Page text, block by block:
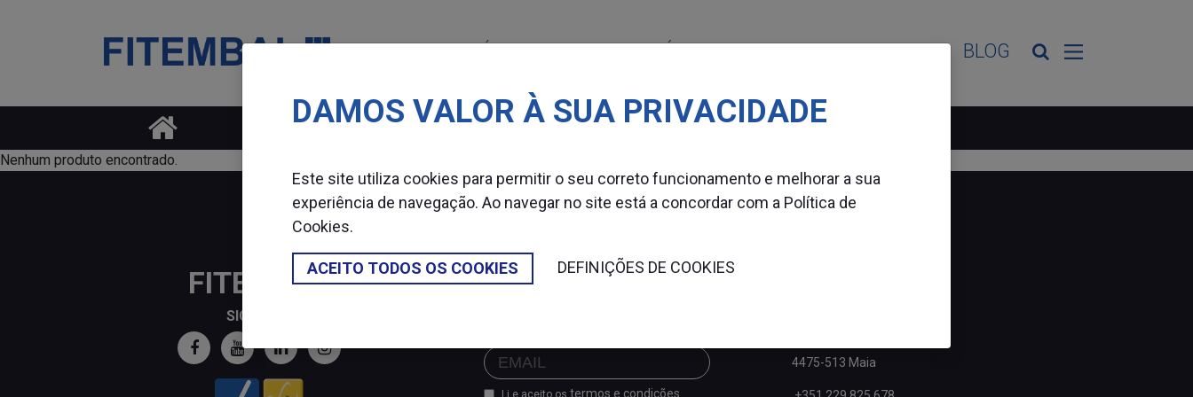
Saltar para o conteï¿½do principal da pï¿½gina
MÁQUINAS CONSUMÍVEIS SETORES DE ATIVIDADE BLOG
Nenhum produto encontrado.
FITEMBAL
SIGA-NOS
SUBSCREVER NEWSLETTER
Li e aceito os termos e condições
4475-513 Maia
DAMOS VALOR À SUA PRIVACIDADE
Este site utiliza cookies para permitir o seu correto funcionamento e melhorar a sua
experiência de navegação. Ao navegar no site está a concordar com a Política de
Cookies.
ACEITO TODOS OS COOKIES DEFINIÇÕES DE COOKIES